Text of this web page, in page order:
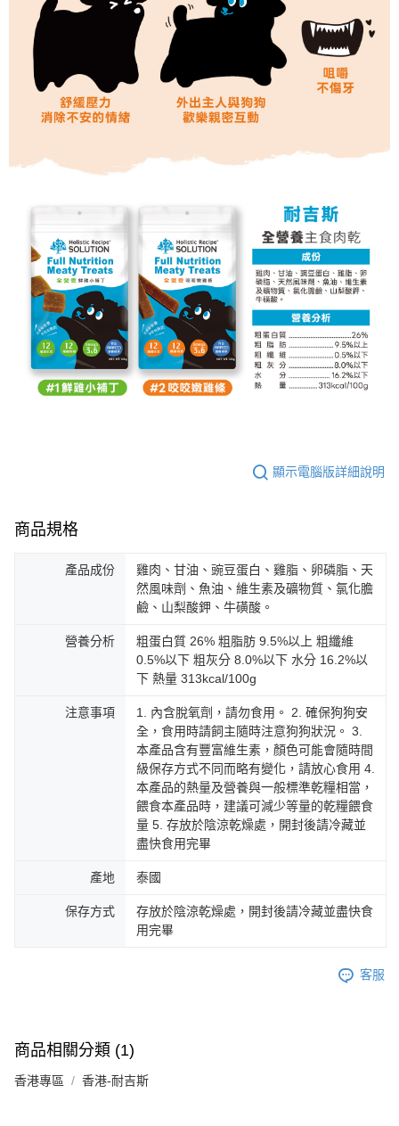
顯示電腦版詳細說明
商品規格
產品成份
雞肉、甘油、豌豆蛋白、雞脂、卵磷脂、天
然風味劑、魚油、維生素及礦物質、氯化膽
鹼、山梨酸鉀、牛磺酸。
營養分析
粗蛋白質 26% 粗脂肪 9.5%以上 粗纖維
0.5%以下 粗灰分 8.0%以下 水分 16.2%以
下 熱量 313kcal/100g
注意事項
1. 內含脫氧劑，請勿食用。 2. 確保狗狗安
全，食用時請飼主隨時注意狗狗狀況。 3.
本產品含有豐富維生素，顏色可能會隨時間
級保存方式不同而略有變化，請放心食用 4.
本產品的熱量及營養與一般標準乾糧相當，
餵食本產品時，建議可減少等量的乾糧餵食
量 5. 存放於陰涼乾燥處，開封後請冷藏並
盡快食用完畢
產地 泰國
保存方式
存放於陰涼乾燥處，開封後請冷藏並盡快食
用完畢
客服
商品相關分類 (1)
香港專區 香港-耐吉斯